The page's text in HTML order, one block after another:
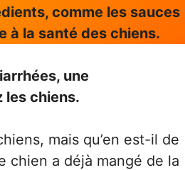
comme les sauces
à la santé des chiens.
une
les chiens.
mais qu’en est-il de
chien a déjà mangé de la